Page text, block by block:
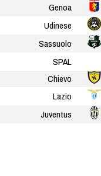
Genoa
Udinese
Sassuolo
SPAL
Chievo
Lazio
Juventus